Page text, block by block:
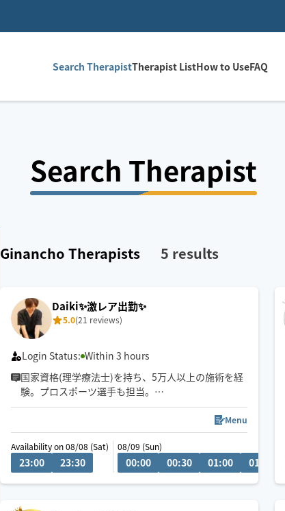
Search TherapistTherapist ListHow to UseFAQ
Search Therapist
Ginancho Therapists 5 results
Daiki✨激レア出勤✨
5.0(21 reviews)
Login Status: Within 3 hours
国家資格(理学療法士)を持ち、5万人以上の施術を経
験。プロスポーツ選手も担当。
心身をほぐして一人ひとりに合わせた施術で「また
Menu
Availability on 08/08 (Sat)
23:00 23:30
08/09 (Sun)
00:00 00:30 01:00 01:30